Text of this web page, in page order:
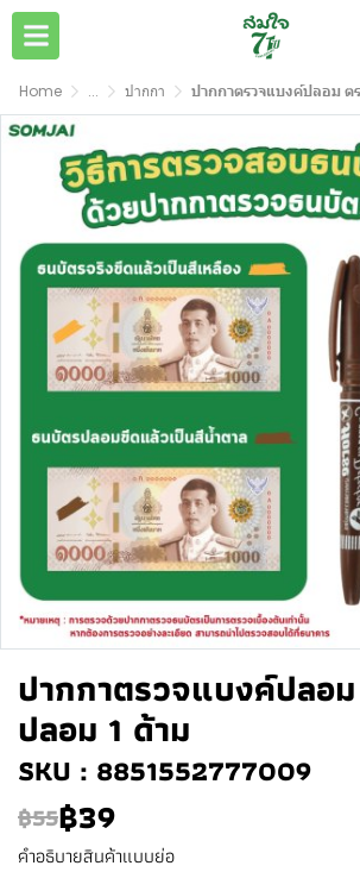
Home ... ปากกา ปากกาตรวจแบงค์ปลอม ต
ปากกาตรวจแบงค์ปลอ
ปลอม 1 ด้าม
SKU : 8851552777009
฿55฿39
คำอธิบายสินค้าแบบย่อ